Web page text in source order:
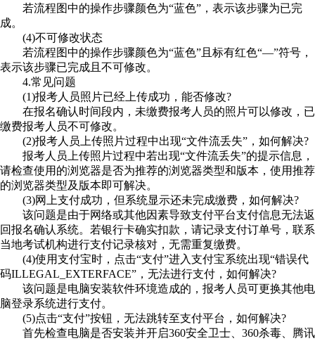
若流程图中的操作步骤颜色为“蓝色”，表示该步骤为已完
成。
(4)不可修改状态
若流程图中的操作步骤颜色为“蓝色”且标有红色“—”符号，
表示该步骤已完成且不可修改。
4.常见问题
(1)报考人员照片已经上传成功，能否修改?
在报名确认时间段内，未缴费报考人员的照片可以修改，已
缴费报考人员不可修改。
(2)报考人员上传照片过程中出现“文件流丢失”，如何解决?
报考人员上传照片过程中若出现“文件流丢失”的提示信息，
请检查使用的浏览器是否为推荐的浏览器类型和版本，使用推荐
的浏览器类型及版本即可解决。
(3)网上支付成功，但系统显示还未完成缴费，如何解决?
该问题是由于网络或其他因素导致支付平台支付信息无法返
回报名确认系统。若银行卡确实扣款，请记录支付订单号，联系
当地考试机构进行支付记录核对，无需重复缴费。
(4)使用支付宝时，点击“支付”进入支付宝系统出现“错误代
码ILLEGAL_EXTERFACE”，无法进行支付，如何解决?
该问题是电脑安装软件环境造成的，报考人员可更换其他电
脑登录系统进行支付。
(5)点击“支付”按钮，无法跳转至支付平台，如何解决?
首先检查电脑是否安装并开启360安全卫士、360杀毒、腾讯